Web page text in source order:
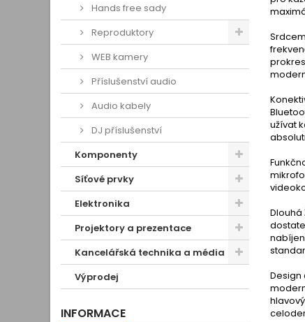
Hands free sady
Reproduktory
WEB kamery
Příslušenství audio
Audio kabely
DJ příslušenství
Komponenty
Síťové prvky
Elektronika
Projektory a prezentace
Kancelářská technika a média
Výprodej
INFORMACE
užívat